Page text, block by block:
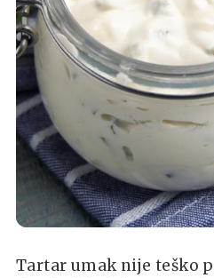
Tartar umak nije teško